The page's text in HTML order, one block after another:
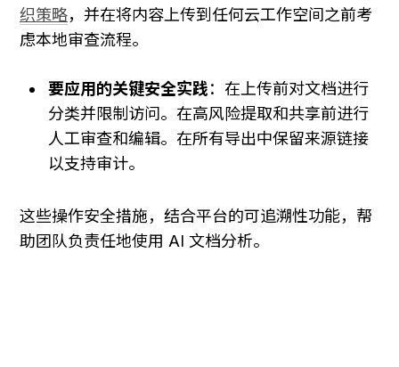
织策略，并在将内容上传到任何云工作空间之前考
虑本地审查流程。
要应用的关键安全实践：在上传前对文档进行
分类并限制访问。在高风险提取和共享前进行
人工审查和编辑。在所有导出中保留来源链接
以支持审计。
这些操作安全措施，结合平台的可追溯性功能，帮
助团队负责任地使用 AI 文档分析。